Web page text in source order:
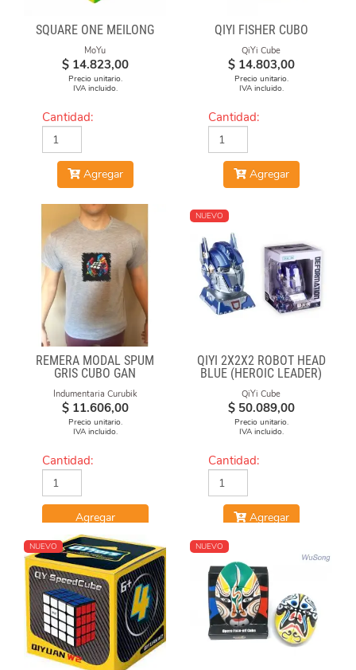
SQUARE ONE MEILONG
MoYu
$ 14.823,00
Precio unitario.
IVA incluido.
Cantidad:
Agregar
QIYI FISHER CUBO
QiYi Cube
$ 14.803,00
Precio unitario.
IVA incluido.
Cantidad:
Agregar
REMERA MODAL SPUM
GRIS CUBO GAN
Indumentaria Curubik
$ 11.606,00
Precio unitario.
IVA incluido.
Cantidad:
Agregar
NUEVO
QIYI 2X2X2 ROBOT HEAD
BLUE (HEROIC LEADER)
QiYi Cube
$ 50.089,00
Precio unitario.
IVA incluido.
Cantidad:
Agregar
NUEVO NUEVO